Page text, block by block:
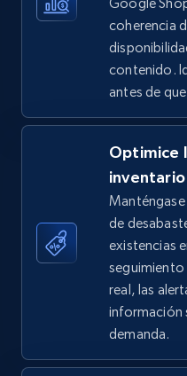
URL, Title, Available,
price, Final price,
668+
TikTok Shop -
URL, Title, Available,
price, Final price,
668+
Amazon sellers info
coherencia
contenido.
antes de
Optimice
inventario
de
existencias
real, las
información
demanda.